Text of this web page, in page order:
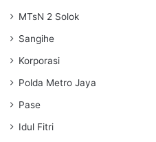
MTsN 2 Solok
Sangihe
Korporasi
Polda Metro Jaya
Pase
Idul Fitri